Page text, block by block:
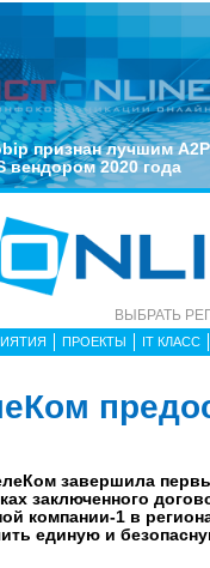
признан лучшим A2P
вендором 2020 года
ВЫБРАТЬ
ПРОЕКТЫ IT КЛАСС
завершила
заключенного
компании-1 в
единую и